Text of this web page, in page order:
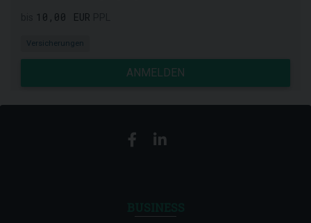
10,00 EUR
Versicherungen
ANMELDEN